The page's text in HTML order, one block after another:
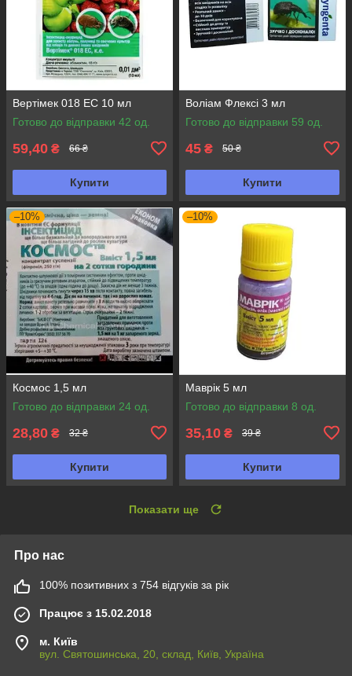
Вертімек 018 ЕС 10 мл
Готово до відправки 42 од.
59,40 ₴ 66 ₴
Купити
Воліам Флексі 3 мл
Готово до відправки 59 од.
45 ₴ 50 ₴
Купити
–10%
Космос 1,5 мл
Готово до відправки 24 од.
28,80 ₴ 32 ₴
Купити
–10%
Маврік 5 мл
Готово до відправки 8 од.
35,10 ₴ 39 ₴
Купити
Показати ще
Про нас
100% позитивних з 754 відгуків за рік
Працює з 15.02.2018
м. Київ
вул. Святошинська, 20, склад, Київ, Україна